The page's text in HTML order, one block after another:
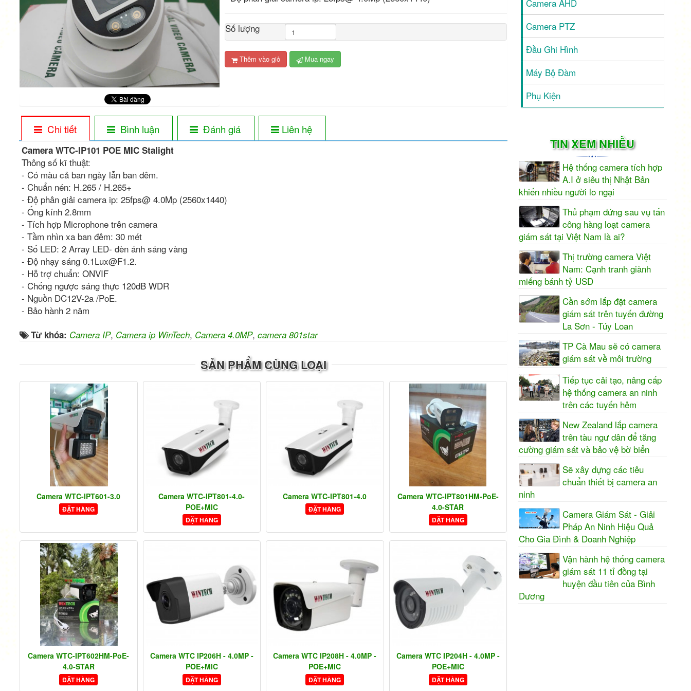
Số lượng
Thêm vào giỏ Mua ngay
Chi tiết Bình luận Đánh giá Liên hệ
Camera WTC-IP101 POE MIC Stalight
Thông số kĩ thuật:
- Có màu cả ban ngày lẫn ban đêm.
- Chuẩn nén: H.265 / H.265+
- Độ phân giải camera ip: 25fps@ 4.0Mp (2560x1440)
- Ống kính 2.8mm
- Tích hợp Microphone trên camera
- Tầm nhìn xa ban đêm: 30 mét
- Số LED: 2 Array LED- đèn ánh sáng vàng
- Độ nhạy sáng 0.1Lux@F1.2.
- Hỗ trợ chuẩn: ONVIF
- Chống ngược sáng thực 120dB WDR
- Nguồn DC12V-2a /PoE.
- Bảo hành 2 năm
Từ khóa: Camera IP, Camera ip WinTech, Camera 4.0MP, camera 801star
SẢN PHẨM CÙNG LOẠI
Camera WTC-IPT601-3.0
ĐẶT HÀNG
Camera WTC-IPT801-4.0-
POE+MIC
ĐẶT HÀNG
Camera WTC-IPT801-4.0
ĐẶT HÀNG
Camera WTC-IPT801HM-PoE-
4.0-STAR
ĐẶT HÀNG
Camera WTC-IPT602HM-PoE-
4.0-STAR
ĐẶT HÀNG
Camera WTC IP206H - 4.0MP -
POE+MIC
ĐẶT HÀNG
Camera WTC IP208H - 4.0MP -
POE+MIC
ĐẶT HÀNG
Camera WTC IP204H - 4.0MP -
POE+MIC
ĐẶT HÀNG
Camera AHD
Camera PTZ
Đầu Ghi Hình
Máy Bộ Đàm
Phụ Kiện
TIN XEM NHIỀU
Hệ thống camera tích hợp
A.I ở siêu thị Nhật Bản
khiến nhiều người lo ngại
Thủ phạm đứng sau vụ tấn
công hàng loạt camera
giám sát tại Việt Nam là ai?
Thị trường camera Việt
Nam: Cạnh tranh giành
miếng bánh tỷ USD
Cần sớm lắp đặt camera
giám sát trên tuyến đường
La Sơn - Túy Loan
TP Cà Mau sẽ có camera
giám sát về môi trường
Tiếp tục cải tạo, nâng cấp
hệ thống camera an ninh
trên các tuyến hẻm
New Zealand lắp camera
trên tàu ngư dân để tăng
cường giám sát và bảo vệ bờ biển
Sẽ xây dựng các tiêu
chuẩn thiết bị camera an
ninh
Camera Giám Sát - Giải
Pháp An Ninh Hiệu Quả
Cho Gia Đình & Doanh Nghiệp
Vận hành hệ thống camera
giám sát 11 tỉ đồng tại
huyện đầu tiên của Bình
Dương